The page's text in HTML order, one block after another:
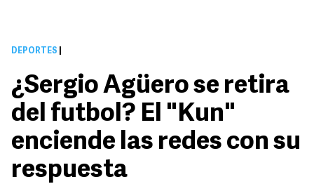
DEPORTES
¿Sergio Agüero se retira
del futbol? El "Kun"
enciende las redes con su
respuesta